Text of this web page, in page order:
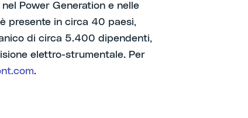
Power Generation e nelle
presente in circa 40 paesi,
di circa 5.400 dipendenti,
elettro-strumentale. Per
.